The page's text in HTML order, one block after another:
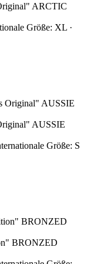
ARCTIC
Größe: XL ·
AUSSIE
Größe: S
BRONZED